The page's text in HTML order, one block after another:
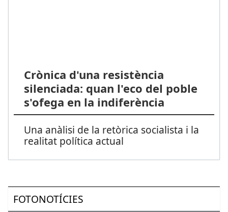
Crònica d'una resistència
silenciada: quan l'eco del poble
s'ofega en la indiferència
Una anàlisi de la retòrica socialista i la
realitat política actual
FOTONOTÍCIES